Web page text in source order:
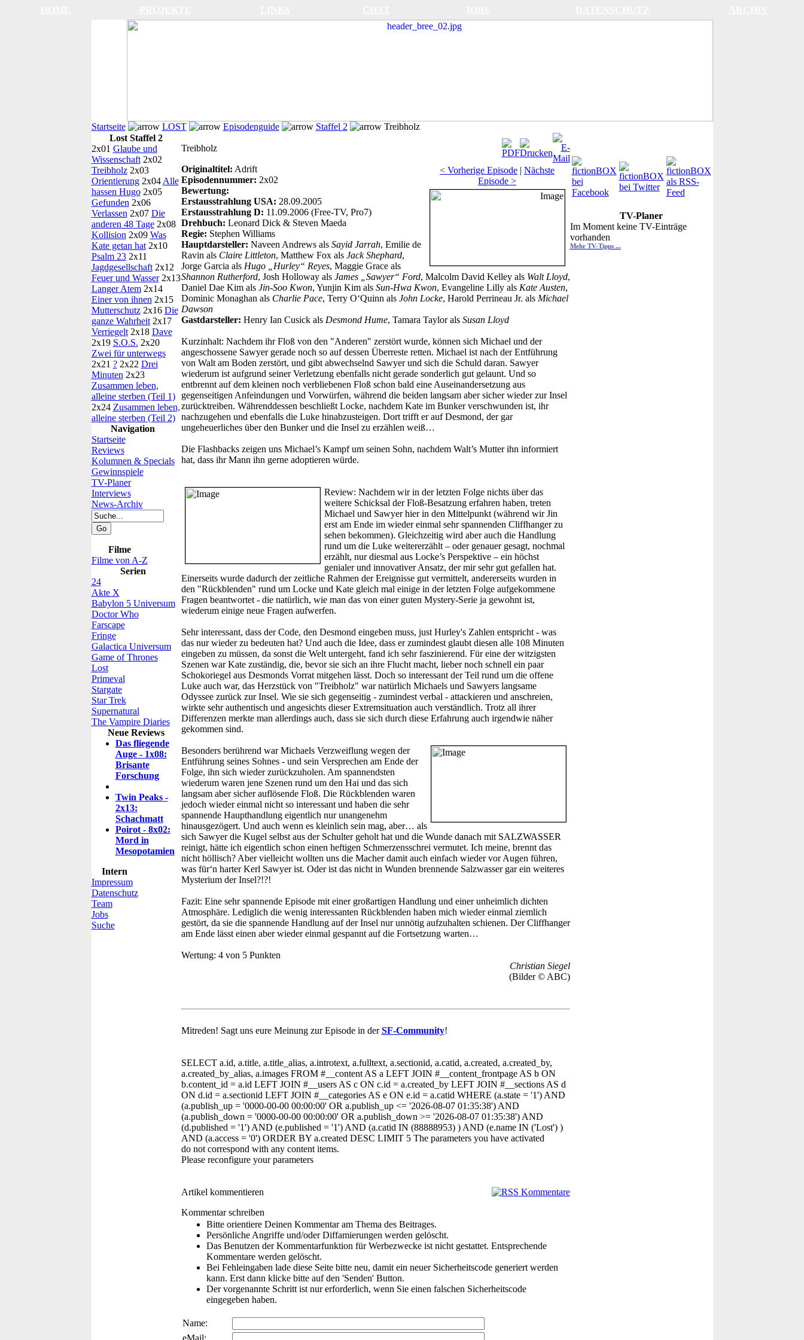
Startseite LOST Episodenguide Staffel 2
Treibholz
Lost Staffel 2
2x01 Glaube und
Wissenschaft2x02
Treibholz2x03
Orientierung2x04 Alle
hassen Hugo2x05
Gefunden 2x06
Verlassen 2x07 Die
anderen 48 Tage2x08
Kollision 2x09 Was
Kate getan hat2x10
Psalm 232x11
Jagdgesellschaft2x12
Feuer und Wasser2x13
Langer Atem2x14
Einer von ihnen 2x15
Mutterschutz2x16 Die
ganze Wahrheit2x17
Verriegelt2x18 Dave
2x19 S.O.S. 2x20
Zwei für unterwegs
2x21 ?2x22 Drei
Minuten 2x23
Zusammen leben,
alleine sterben (Teil 1)
2x24 Zusammen leben,
alleine sterben (Teil 2)
Navigation
Startseite
Reviews
Kolumnen & Specials
Gewinnspiele
TV-Planer
Interviews
News-Archiv
Filme
Filme von A-Z
Serien
24
Akte X
Babylon 5 Universum
Doctor Who
Farscape
Fringe
Galactica Universum
Game of Thrones
Lost
Primeval
Stargate
Star Trek
Supernatural
The Vampire Diaries
Neue Reviews
Das fliegende
Auge - 1x08:
Brisante
Forschung
Twin Peaks -
2x13:
Schachmatt
Poirot - 8x02:
Mord in
Mesopotamien
Intern
Impressum
Datenschutz
Team
Jobs
Suche
Treibholz
< Vorherige Episode | Nächste
Episode >
Originaltitel: Adrift
Episodennummer: 2x02
Bewertung:
Erstausstrahlung USA: 28.09.2005
Erstausstrahlung D: 11.09.2006 (Free-TV, Pro7)
Drehbuch: Leonard Dick & Steven Maeda
Regie: Stephen Williams
Hauptdarsteller: Naveen Andrews als Sayid Jarrah, Emilie de
Ravin als Claire Littleton, Matthew Fox als Jack Shephard,
Jorge Garcia als Hugo „Hurley“ Reyes, Maggie Grace als
Shannon Rutherford, Josh Holloway als James „Sawyer“ Ford, Malcolm David Kelley als Walt Lloyd,
Daniel Dae Kim als Jin-Soo Kwon, Yunjin Kim als Sun-Hwa Kwon, Evangeline Lilly als Kate Austen,
Dominic Monaghan als Charlie Pace, Terry O‘Quinn als John Locke, Harold Perrineau Jr. als Michael
Dawson
Gastdarsteller: Henry Ian Cusick als Desmond Hume, Tamara Taylor als Susan Lloyd
Kurzinhalt: Nachdem ihr Floß von den "Anderen" zerstört wurde, können sich Michael und der
angeschossene Sawyer gerade noch so auf dessen Überreste retten. Michael ist nach der Entführung
von Walt am Boden zerstört, und gibt abwechselnd Sawyer und sich die Schuld daran. Sawyer
wiederum ist aufgrund seiner Verletzung ebenfalls nicht gerade sonderlich gut gelaunt. Und so
entbrennt auf dem kleinen noch verbliebenen Floß schon bald eine Auseinandersetzung aus
gegenseitigen Anfeindungen und Vorwürfen, während die beiden langsam aber sicher wieder zur Insel
zurücktreiben. Währenddessen beschließt Locke, nachdem Kate im Bunker verschwunden ist, ihr
nachzugehen und ebenfalls die Luke hinabzusteigen. Dort trifft er auf Desmond, der gar
ungeheuerliches über den Bunker und die Insel zu erzählen weiß…
Die Flashbacks zeigen uns Michael’s Kampf um seinen Sohn, nachdem Walt’s Mutter ihn informiert
hat, dass ihr Mann ihn gerne adoptieren würde.
Review: Nachdem wir in der letzten Folge nichts über das
weitere Schicksal der Floß-Besatzung erfahren haben, treten
Michael und Sawyer hier in den Mittelpunkt (während wir Jin
erst am Ende im wieder einmal sehr spannenden Cliffhanger zu
sehen bekommen). Gleichzeitig wird aber auch die Handlung
rund um die Luke weitererzählt – oder genauer gesagt, nochmal
erzählt, nur diesmal aus Locke’s Perspektive – ein höchst
genialer und innovativer Ansatz, der mir sehr gut gefallen hat.
Einerseits wurde dadurch der zeitliche Rahmen der Ereignisse gut vermittelt, andererseits wurden in
den "Rückblenden" rund um Locke und Kate gleich mal einige in der letzten Folge aufgekommene
Fragen beantwortet - die natürlich, wie man das von einer guten Mystery-Serie ja gewohnt ist,
wiederum einige neue Fragen aufwerfen.
Sehr interessant, dass der Code, den Desmond eingeben muss, just Hurley's Zahlen entspricht - was
das nur wieder zu bedeuten hat? Und auch die Idee, dass er zumindest glaubt diesen alle 108 Minuten
eingeben zu müssen, da sonst die Welt untergeht, fand ich sehr faszinierend. Für eine der witzigsten
Szenen war Kate zuständig, die, bevor sie sich an ihre Flucht macht, lieber noch schnell ein paar
Schokoriegel aus Desmonds Vorrat mitgehen lässt. Doch so interessant der Teil rund um die offene
Luke auch war, das Herzstück von "Treibholz" war natürlich Michaels und Sawyers langsame
Odyssee zurück zur Insel. Wie sie sich gegenseitig - zumindest verbal - attackieren und anschreien,
wirkte sehr authentisch und angesichts dieser Extremsituation auch verständlich. Trotz all ihrer
Differenzen merkte man allerdings auch, dass sie sich durch diese Erfahrung auch irgendwie näher
gekommen sind.
Besonders berührend war Michaels Verzweiflung wegen der
Entführung seines Sohnes - und sein Versprechen am Ende der
Folge, ihn sich wieder zurückzuholen. Am spannendsten
wiederum waren jene Szenen rund um den Hai und das sich
langsam aber sicher auflösende Floß. Die Rückblenden waren
jedoch wieder einmal nicht so interessant und haben die sehr
spannende Haupthandlung eigentlich nur unangenehm
hinausgezögert. Und auch wenn es kleinlich sein mag, aber… als
sich Sawyer die Kugel selbst aus der Schulter geholt hat und die Wunde danach mit SALZWASSER
reinigt, hätte ich eigentlich schon einen heftigen Schmerzensschrei vermutet. Ich meine, brennt das
nicht höllisch? Aber vielleicht wollten uns die Macher damit auch einfach wieder vor Augen führen,
was für‘n harter Kerl Sawyer ist. Oder ist das nicht in Wunden brennende Salzwasser gar ein weiteres
Mysterium der Insel?!?!
Fazit: Eine sehr spannende Episode mit einer großartigen Handlung und einer unheimlich dichten
Atmosphäre. Lediglich die wenig interessanten Rückblenden haben mich wieder einmal ziemlich
gestört, da sie die spannende Handlung auf der Insel nur unnötig aufzuhalten schienen. Der Cliffhanger
am Ende lässt einen aber wieder einmal gespannt auf die Fortsetzung warten…
Wertung: 4 von 5 Punkten
Christian Siegel
(Bilder © ABC)
Mitreden! Sagt uns eure Meinung zur Episode in derSF-Community!
SELECT a.id, a.title, a.title_alias, a.introtext, a.fulltext, a.sectionid, a.catid, a.created, a.created_by,
a.created_by_alias, a.images FROM #__content AS a LEFT JOIN #__content_frontpage AS b ON
b.content_id = a.id LEFT JOIN #__users AS c ON c.id = a.created_by LEFT JOIN #__sections AS d
ON d.id = a.sectionid LEFT JOIN #__categories AS e ON e.id = a.catid WHERE (a.state = '1') AND
(a.publish_up = '0000-00-00 00:00:00' OR a.publish_up <= '2026-08-07 01:35:38') AND
(a.publish_down = '0000-00-00 00:00:00' OR a.publish_down >= '2026-08-07 01:35:38') AND
(d.published = '1') AND (e.published = '1') AND (a.catid IN (88888953) ) AND (e.name IN ('Lost') )
AND (a.access = '0') ORDER BY a.created DESC LIMIT 5 The parameters you have activated
do not correspond with any content items.
Please reconfigure your parameters
Artikel kommentieren
Kommentar schreiben
Bitte orientiere Deinen Kommentar am Thema des Beitrages.
Persönliche Angriffe und/oder Diffamierungen werden gelöscht.
Das Benutzen der Kommentarfunktion für Werbezwecke ist nicht gestattet. Entsprechende
Kommentare werden gelöscht.
Bei Fehleingaben lade diese Seite bitte neu, damit ein neuer Sicherheitscode generiert werden
kann. Erst dann klicke bitte auf den 'Senden' Button.
Der vorgenannte Schritt ist nur erforderlich, wenn Sie einen falschen Sicherheitscode
eingegeben haben.
Name:
eMail:
TV-Planer
Im Moment keine TV-Einträge
vorhanden
Mehr TV-Tipps ...